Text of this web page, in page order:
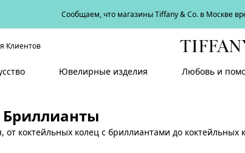
Сообщаем, что магазины Tiffany & Co. в Москве
Клиентов
Ювелирные изделия Любовь и
Бриллианты
коктейльных колец с бриллиантами до